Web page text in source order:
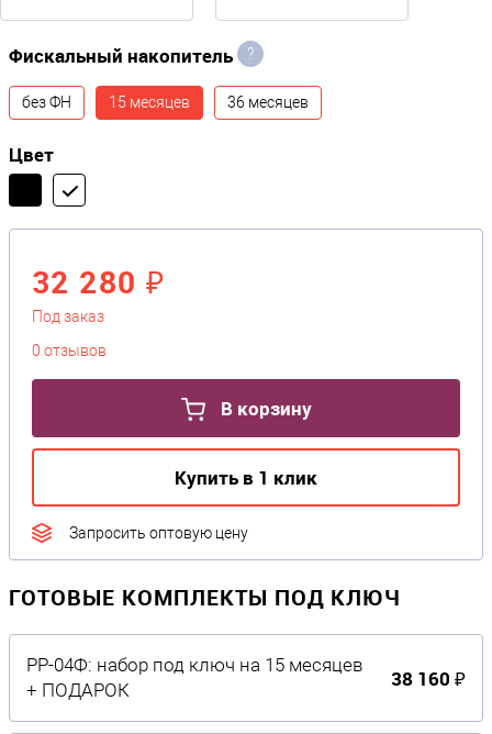
Фискальный накопитель ?
без ФН 15 месяцев 36 месяцев
Цвет
32 280 ₽
Под заказ
0 отзывов
В корзину
Купить в 1 клик
Запросить оптовую цену
ГОТОВЫЕ КОМПЛЕКТЫ ПОД КЛЮЧ
РР-04Ф: набор под ключ на 15 месяцев
+ ПОДАРОК
38 160 ₽